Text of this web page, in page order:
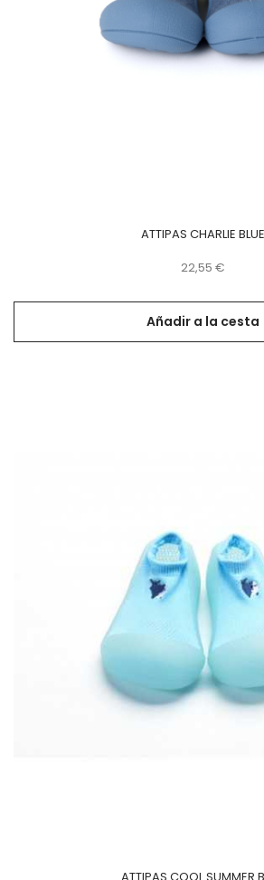
ATTIPAS CHARLIE BLUE
Precio
22,55 €
Añadir a la cesta